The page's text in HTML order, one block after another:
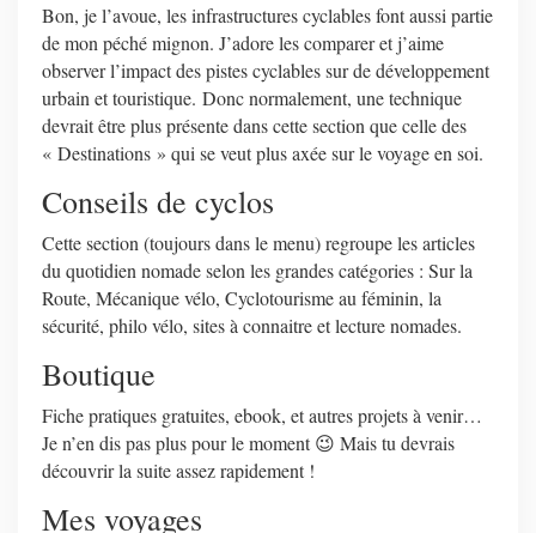
Bon, je l’avoue, les infrastructures cyclables font aussi partie
de mon péché mignon. J’adore les comparer et j’aime
observer l’impact des pistes cyclables sur de développement
urbain et touristique. Donc normalement, une technique
devrait être plus présente dans cette section que celle des
« Destinations » qui se veut plus axée sur le voyage en soi.
Conseils de cyclos
Cette section (toujours dans le menu) regroupe les articles
du quotidien nomade selon les grandes catégories : Sur la
Route, Mécanique vélo, Cyclotourisme au féminin, la
sécurité, philo vélo, sites à connaitre et lecture nomades.
Boutique
Fiche pratiques gratuites, ebook, et autres projets à venir…
Je n’en dis pas plus pour le moment 😉 Mais tu devrais
découvrir la suite assez rapidement !
Mes voyages